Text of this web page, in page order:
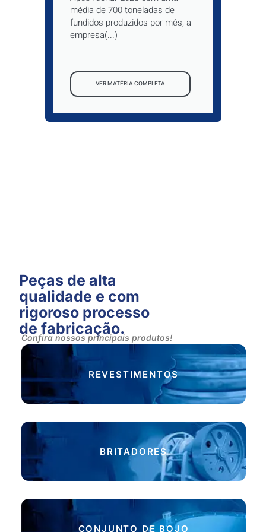
média de 700 toneladas de
fundidos produzidos por mês, a
empresa(...)
VER MATÉRIA COMPLETA
Peças de alta
qualidade e com
rigoroso processo
de fabricação.
Confira nossos principais produtos!
REVESTIMENTOS
Ver categoria
BRITADORES
Ver categoria
CONJUNTO DE BOJO